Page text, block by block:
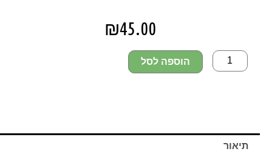
₪45.00
הוספה לסל
תיאור